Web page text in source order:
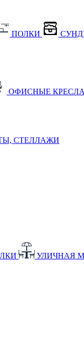
ПОЛКИ
ОФИСНЫЕ КРЕСЛА
СТЕЛЛАЖИ
УЛИЧНАЯ